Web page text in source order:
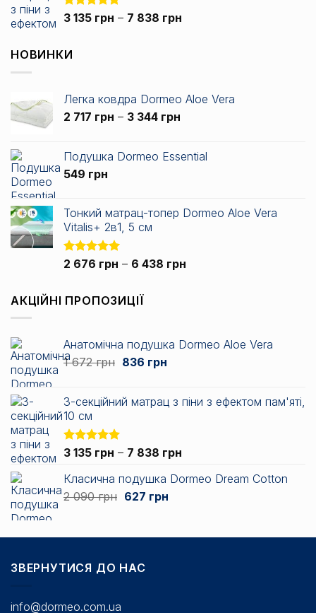
Оцінено в
з 5
3 135 грн – 7 838 грн
до
7
НОВИНКИ
Легка ковдра Dormeo Aloe Vera
2 717 грн – 3 344 грн
2
344 грн
Подушка Dormeo Essential
549 грн
Тонкий матрац-топер Dormeo Aloe Vera
Vitalis+ 2в1, 5 см
Оцінено в
2 676 грн – 6 438 грн
6
АКЦІЙНІ ПРОПОЗИЦІЇ
Анатомічна подушка Dormeo Aloe Vera
1 672грн Оригінальна
672 грн.
836 грнПоточна
3-секційний матрац з піни з ефектом пам'яті,
10 см
Оцінено в
з 5
3 135 грн – 7 838 грн
від
7
Класична подушка Dormeo Dream Cotton
2 090грн Оригінальна
090 грн.
627 грнПоточна
ЗВЕРНУТИСЯ ДО НАС
info@dormeo.com.ua